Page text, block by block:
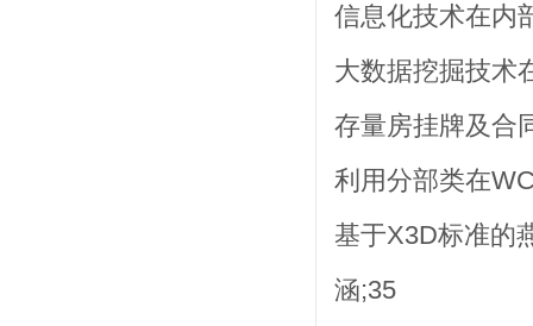
信息化技术在内
大数据挖掘技术
存量房挂牌及合
利用分部类在
基于X3D标准的
涵;35